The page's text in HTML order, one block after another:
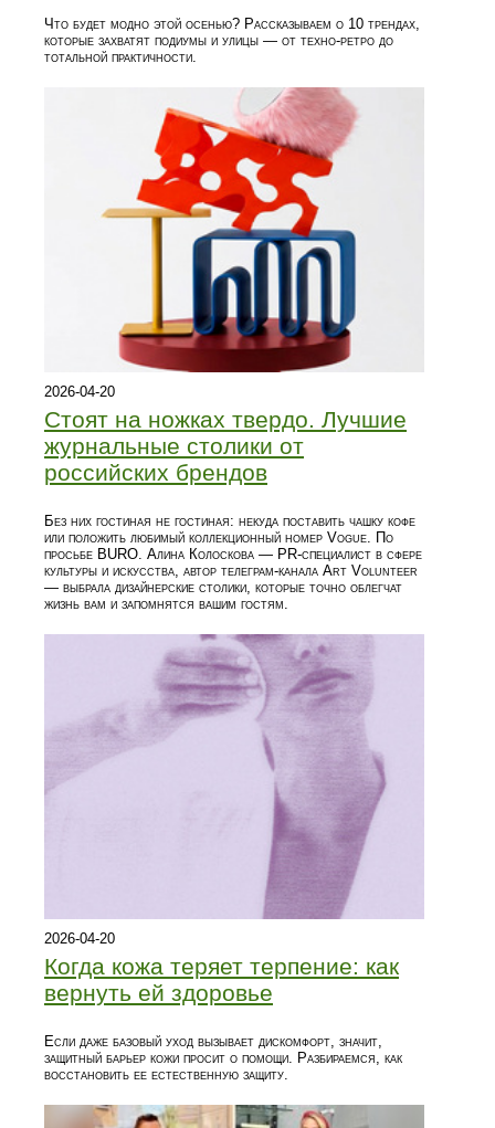
Что будет модно этой осенью? Рассказываем о 10 трендах,
которые захватят подиумы и улицы — от техно-ретро до
тотальной практичности.
2026-04-20
Стоят на ножках твердо. Лучшие
журнальные столики от
российских брендов
Без них гостиная не гостиная: некуда поставить чашку кофе
или положить любимый коллекционный номер Vogue. По
просьбе BURO. Алина Колоскова — PR-специалист в сфере
культуры и искусства, автор телеграм-канала Art Volunteer
— выбрала дизайнерские столики, которые точно облегчат
жизнь вам и запомнятся вашим гостям.
2026-04-20
Когда кожа теряет терпение: как
вернуть ей здоровье
Если даже базовый уход вызывает дискомфорт, значит,
защитный барьер кожи просит о помощи. Разбираемся, как
восстановить ее естественную защиту.